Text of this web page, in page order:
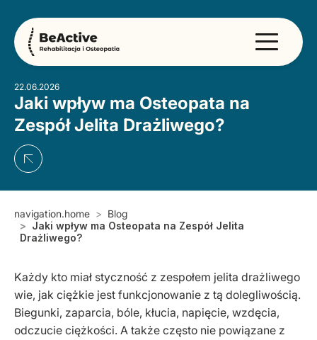
22.06.2026
Jaki wpływ ma Osteopata na
Zespół Jelita Drażliwego?
navigation.home
Blog
Jaki wpływ ma Osteopata na Zespół Jelita
Drażliwego?
Każdy kto miał styczność z zespołem jelita drażliwego
wie, jak ciężkie jest funkcjonowanie z tą dolegliwością.
Biegunki, zaparcia, bóle, kłucia, napięcie, wzdęcia,
odczucie ciężkości. A także często nie powiązane z